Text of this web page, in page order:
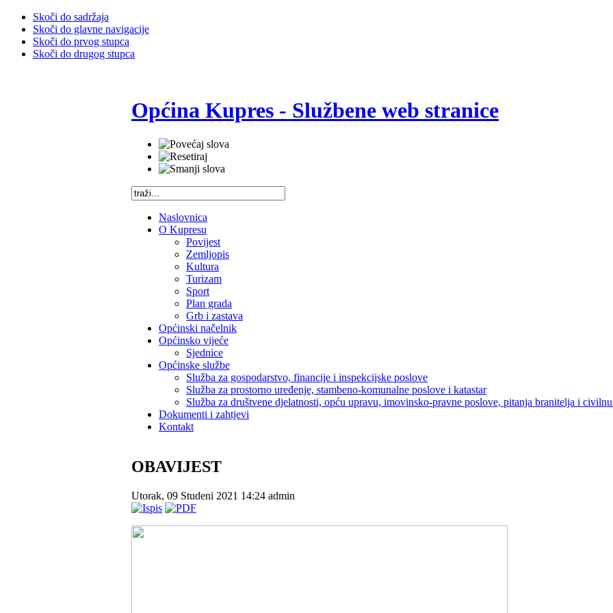
Skoči do sadržaja
Skoči do glavne navigacije
Skoči do prvog stupca
Skoči do drugog stupca
Općina Kupres - Službene web stranice
Naslovnica
O Kupresu
Povijest
Zemljopis
Kultura
Turizam
Sport
Plan grada
Grb i zastava
Općinski načelnik
Općinsko vijeće
Sjednice
Općinske službe
Služba za gospodarstvo, financije i inspekcijske poslove
Služba za prostorno uređenje, stambeno-komunalne poslove i katastar
Služba za društvene djelatnosti, opću upravu, imovinsko-pravne poslove, pitanja branitelja i
Dokumenti i zahtjevi
Kontakt
OBAVIJEST
Utorak, 09 Studeni 2021 14:24 admin